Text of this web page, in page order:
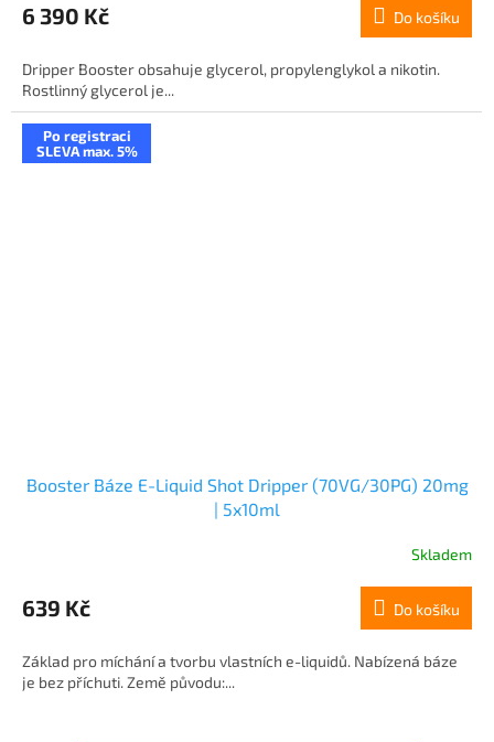
6 390 Kč Do košíku
Dripper Booster obsahuje glycerol, propylenglykol a nikotin.
Rostlinný glycerol je...
Po registraci
SLEVA max. 5%
Booster Báze E-Liquid Shot Dripper (70VG/30PG) 20mg
| 5x10ml
Skladem
639 Kč Do košíku
Základ pro míchání a tvorbu vlastních e-liquidů. Nabízená báze
je bez příchuti. Země původu:...